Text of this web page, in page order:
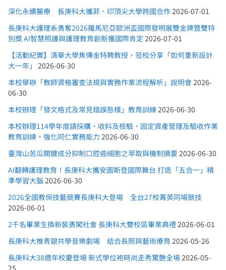
深化永續醫療 長庚科大攜菲、印頂尖大學跨國合作 2026-07-01
長庚科大護理系勇奪2026羅馬尼亞歐洲盃國際發明展雙金牌暨雙特
別獎 AI智慧照護與護理教育創新獲國際肯定 2026-07-01
【活動紀實】清華大學焦傳金特聘教授，蒞校分享「如何重新設計
大一年」
2026-06-30
本校舉辦「教師資格審查法規與實務作業流程解析」說明會 2026-
06-30
本校辦理「發文格式及常見錯誤態樣」教育訓練 2026-06-30
本校辦理114學年度請採購、收料及檢驗、固定資產管理及驗收作業
教育訓練，強化同仁實務能力 2026-06-30
臺灣山苦瓜關鍵成分抑制口腔癌細胞之萃取與機制摘要 2026-06-30
AI翻轉護理教育！長庚科大攜安圖斯登國際舞台 打造「五合一」精
準學習大腦 2026-06-30
2026全國教保技藝競賽長庚科大登場 全台27校菁英同場競技
2026-06-01
2千名畢業生換新裝勇闖社會 長庚科大雙校區畢業典禮 2026-06-01
長庚科大推青銀共學音樂劇場 結合長照與藝術療育 2026-05-26
長庚科大38週年校慶登場 新式學位袍時尚走秀驚艷全場 2026-05-
25